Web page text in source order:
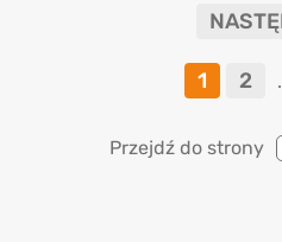
1 2
Przejdź do strony